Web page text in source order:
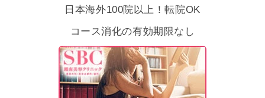
日本海外100院以上！転院OK
コース消化の有効期限なし